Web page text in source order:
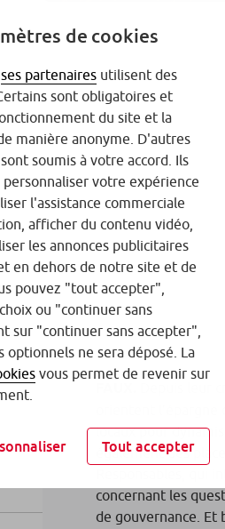
Depuis leur
orientent
locaux pour
également des
Responsables, qui
concernant les
de gouvernance. Et
de cookies
ses partenaires utilisent des
sont obligatoires et
du site et la
manière anonyme. D'autres
soumis à votre accord. Ils
votre expérience
l'assistance commerciale
afficher du contenu vidéo,
les annonces publicitaires
en dehors de notre site et de
pouvez "tout accepter",
ou "continuer sans
sur "continuer sans accepter",
optionnels ne sera déposé. La
vous permet de revenir sur
Tout accepter